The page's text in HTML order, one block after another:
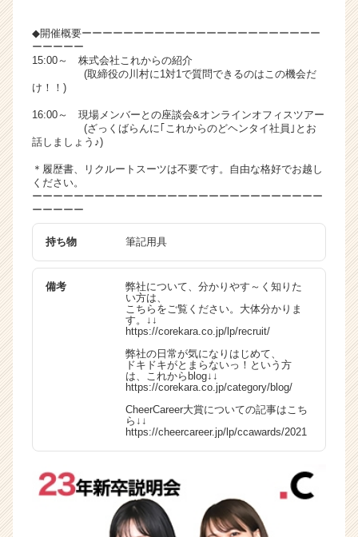
e
r）
◆開催概要ーーーーーーーーーーーーーーーーーーーーーーー
ーーーーー
15:00～ 株式会社これからの紹介
(取締役の川村に1対1で質問できるのはこの機会だ
け！！)
16:00～ 現場メンバーとの座談会&オンラインオフィスツアー
(ざっくばらんに｢これからのどヘンタイ社員｣とお
話しましょう♪)
＊履歴書、リクルートスーツは不要です。自由な格好でお越し
ください。
ーーーーーーーーーーーーーーーーーーーーーーーーーーーー
ーーーーー
持ち物 筆記用具
備考
弊社について、分かりやす～く知りた
い方は、
こちらをご覧ください。大体分かりま
す。↓↓
https://corekara.co.jp/lp/recruit/
弊社の日常が気になりはじめて、
ドキドキがとまらないっ！という方
は、これからblog↓↓
https://corekara.co.jp/category/blog/
CheerCareer大賞についての記事はこち
ら↓↓
https://cheercareer.jp/lp/ccawards/2021